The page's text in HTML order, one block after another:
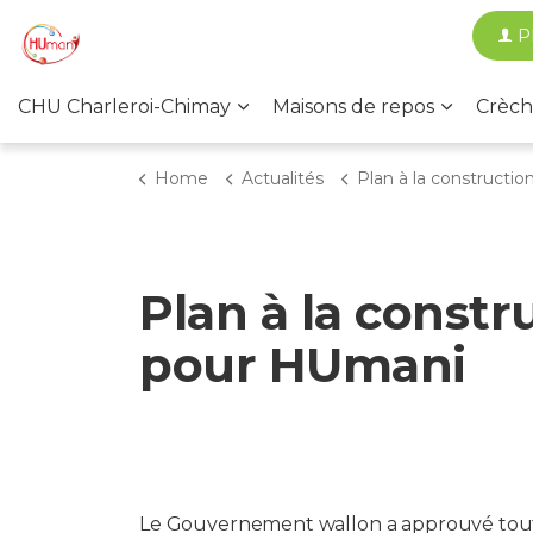
CHU Charleroi-Chimay Maisons de repos
Home Actualités Plan à la construction : plus de 300 millions retenus
Plan à la
pour HUmani
Le Gouvernement wallon a approuvé